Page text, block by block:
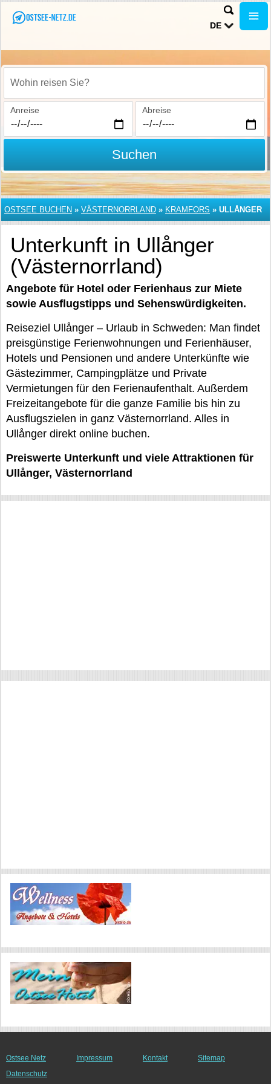
DE
Wohin reisen Sie?
Anreise Abreise
Suchen
OSTSEE BUCHEN » VÄSTERNORRLAND » KRAMFORS » ULLÅNGER
Unterkunft in Ullånger
(Västernorrland)
Angebote für Hotel oder Ferienhaus zur Miete
sowie Ausflugstipps und Sehenswürdigkeiten.
Reiseziel Ullånger – Urlaub in Schweden: Man findet
preisgünstige Ferienwohnungen und Ferienhäuser,
Hotels und Pensionen und andere Unterkünfte wie
Gästezimmer, Campingplätze und Private
Vermietungen für den Ferienaufenthalt. Außerdem
Freizeitangebote für die ganze Familie bis hin zu
Ausflugszielen in ganz Västernorrland. Alles in
Ullånger direkt online buchen.
Preiswerte Unterkunft und viele Attraktionen für
Ullånger, Västernorrland
Ostsee Netz Impressum Kontakt
Sitemap
Datenschutz